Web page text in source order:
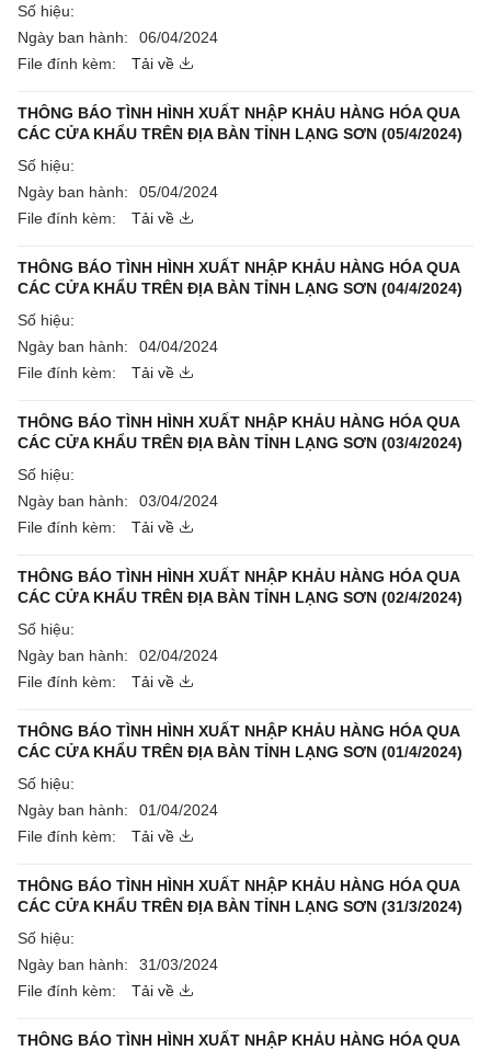
Số hiệu:
Ngày ban hành:
06/04/2024
File đính kèm:
Tải về
THÔNG BÁO TÌNH HÌNH XUẤT NHẬP KHẢU HÀNG HÓA QUA
CÁC CỬA KHẨU TRÊN ĐỊA BÀN TỈNH LẠNG SƠN (05/4/2024)
Số hiệu:
Ngày ban hành:
05/04/2024
File đính kèm:
Tải về
THÔNG BÁO TÌNH HÌNH XUẤT NHẬP KHẢU HÀNG HÓA QUA
CÁC CỬA KHẨU TRÊN ĐỊA BÀN TỈNH LẠNG SƠN (04/4/2024)
Số hiệu:
Ngày ban hành:
04/04/2024
File đính kèm:
Tải về
THÔNG BÁO TÌNH HÌNH XUẤT NHẬP KHẢU HÀNG HÓA QUA
CÁC CỬA KHẨU TRÊN ĐỊA BÀN TỈNH LẠNG SƠN (03/4/2024)
Số hiệu:
Ngày ban hành:
03/04/2024
File đính kèm:
Tải về
THÔNG BÁO TÌNH HÌNH XUẤT NHẬP KHẢU HÀNG HÓA QUA
CÁC CỬA KHẨU TRÊN ĐỊA BÀN TỈNH LẠNG SƠN (02/4/2024)
Số hiệu:
Ngày ban hành:
02/04/2024
File đính kèm:
Tải về
THÔNG BÁO TÌNH HÌNH XUẤT NHẬP KHẢU HÀNG HÓA QUA
CÁC CỬA KHẨU TRÊN ĐỊA BÀN TỈNH LẠNG SƠN (01/4/2024)
Số hiệu:
Ngày ban hành:
01/04/2024
File đính kèm:
Tải về
THÔNG BÁO TÌNH HÌNH XUẤT NHẬP KHẢU HÀNG HÓA QUA
CÁC CỬA KHẨU TRÊN ĐỊA BÀN TỈNH LẠNG SƠN (31/3/2024)
Số hiệu:
Ngày ban hành:
31/03/2024
File đính kèm:
Tải về
THÔNG BÁO TÌNH HÌNH XUẤT NHẬP KHẢU HÀNG HÓA QUA